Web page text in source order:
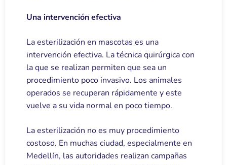
Una intervención efectiva
La esterilización en mascotas es una
intervención efectiva. La técnica quirúrgica con
la que se realizan permiten que sea un
procedimiento poco invasivo. Los animales
operados se recuperan rápidamente y este
vuelve a su vida normal en poco tiempo.
La esterilización no es muy procedimiento
costoso. En muchas ciudad, especialmente en
Medellín, las autoridades realizan campañas